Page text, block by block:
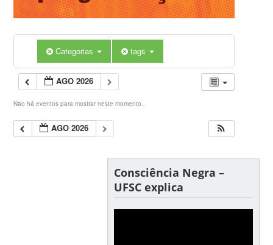
Categorias tags
AGO 2026
Não há eventos para mostrar neste momento.
AGO 2026
Consciência Negra –
UFSC explica